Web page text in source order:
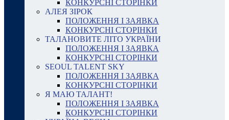
КОНКУРСНІ СТОРІНКИ
АЛЕЯ ЗІРОК
ПОЛОЖЕННЯ І ЗАЯВКА
КОНКУРСНІ СТОРІНКИ
ТАЛАНОВИТЕ ЛІТО УКРАЇНИ
ПОЛОЖЕННЯ І ЗАЯВКА
КОНКУРСНІ СТОРІНКИ
SEOUL TALENT SKY
ПОЛОЖЕННЯ І ЗАЯВКА
КОНКУРСНІ СТОРІНКИ
Я МАЮ ТАЛАНТ!
ПОЛОЖЕННЯ І ЗАЯВКА
КОНКУРСНІ СТОРІНКИ